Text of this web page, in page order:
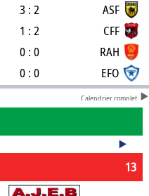
3 : 2 ASF
1 : 2 CFF
0 : 0 RAH
0 : 0 EFO
Calendrier complet
13